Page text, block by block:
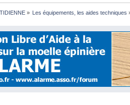
» Les équipements, les aides techniques